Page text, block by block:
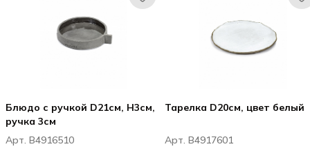
Блюдо с ручкой D21см, H3см,
ручка 3см
Арт. B4916510
Тарелка D20см, цвет белый
Арт. B4917601